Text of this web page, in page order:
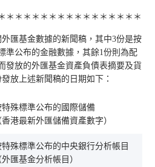
＊＊＊＊＊＊＊＊＊＊＊＊＊＊＊＊
匯基金數據的新聞稿，其中3份是按
準公布的金融數據，其餘1份則為配
發放的外匯基金資產負債表摘要及貨
放上述新聞稿的日期如下：
特殊標準公布的國際儲備
香港最新外匯儲備資產數字）
特殊標準公布的中央銀行分析帳目
外匯基金分析帳目）